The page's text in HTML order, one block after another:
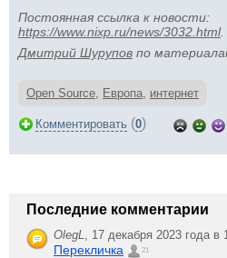
Постоянная ссылка к новости:
https://www.nixp.ru/news/3032.html.
Дмитрий Шурупов по
Open Source, Европа, интернет
Комментировать (0)
Последние комментарии
OlegL, 17 декабря 2023 года в
Перекличка 21